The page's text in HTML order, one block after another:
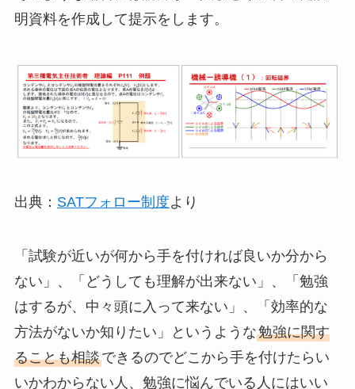
明資料を作成して提示をします。
出典： SATフォロー制度より
「試験が近いが何から手を付ければ良いか分から
ない」、「どうしても理解が出来ない」、「勉強
はするが、中々頭に入って来ない」、「効率的な
方法がないか知りたい」というような勉強に関す
ることも相談できるのでどこから手を付けたらい
いかわからない人、勉強に悩んでいる人にはいい